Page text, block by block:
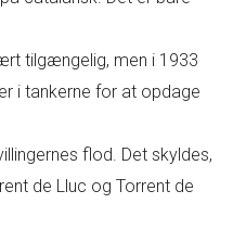
tilgængelig, men i 1933
i tankerne for at opdage
flod. Det skyldes,
de Lluc og Torrent de